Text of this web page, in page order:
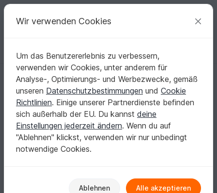
Deine kreativen Ideen
Deutsch | € (EUR) einloggen Kostenlos registrieren
Startseite Stricken Damen Jacken & Westen
Strickanleitung: In den Farben liegt die Kraft!
Strickanleitung: In den Farben liegt die Kraft!
Wir verwenden Cookies
Um das Benutzererlebnis zu verbessern,
verwenden wir Cookies, unter anderem für
Analyse-, Optimierungs- und Werbezwecke, gemäß
unseren Datenschutzbestimmungen und Cookie
Richtlinien. Einige unserer Partnerdienste befinden
sich außerhalb der EU. Du kannst deine
Einstellungen jederzeit ändern. Wenn du auf
"Ablehnen" klickst, verwenden wir nur unbedingt
notwendige Cookies.
Ablehnen Alle akzeptieren